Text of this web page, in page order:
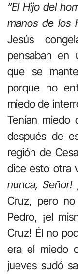
“El Hijo del
manos de los
Jesús
pensaban en
que se
porque no
miedo de
Tenían miedo
después de
región de
dice esto otra
nunca, Señor!
Cruz, pero
Pedro, ¡el
Cruz! Él no
era el miedo
jueves sudó